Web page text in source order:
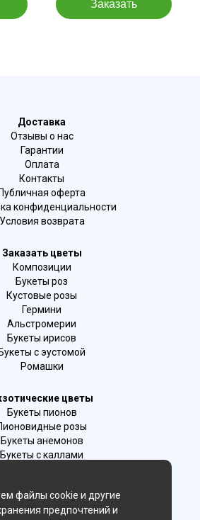
Доставка
Отзывы о нас
Гарантии
Оплата
Контакты
Публичная оферта
конфиденциальности
Условия возврата
Заказать цветы
Композиции
Букеты роз
Кустовые розы
Гермини
Альстромерии
Букеты ирисов
Букеты с эустомой
Ромашки
цветы
Букеты пионов
розы
Букеты анемонов
Букеты с каллами
Лаванда
Гиацинты
файлы cookie и другие
предпочтений и